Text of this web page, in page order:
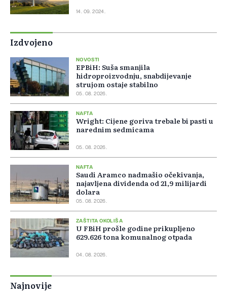
14. 09. 2024.
Izdvojeno
NOVOSTI
EPBiH: Suša smanjila
hidroproizvodnju, snabdijevanje
strujom ostaje stabilno
05. 08. 2026.
NAFTA
Wright: Cijene goriva trebale bi pasti u
narednim sedmicama
05. 08. 2026.
NAFTA
Saudi Aramco nadmašio očekivanja,
najavljena dividenda od 21,9 milijardi
dolara
05. 08. 2026.
ZAŠTITA OKOLIŠA
U FBiH prošle godine prikupljeno
629.626 tona komunalnog otpada
04. 08. 2026.
Najnovije